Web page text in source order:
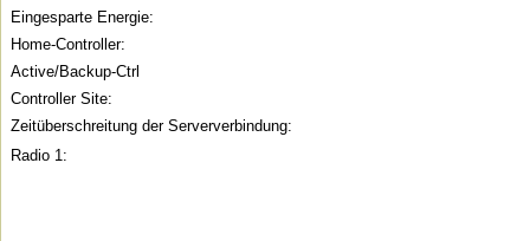
Eingesparte Energie:
Home-Controller:
Active/Backup-Ctrl
Controller Site:
Zeitüberschreitung der Serververbindung:
Radio 1: